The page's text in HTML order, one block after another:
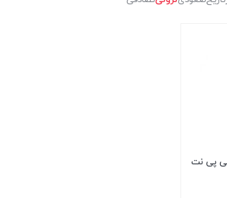
پی نت